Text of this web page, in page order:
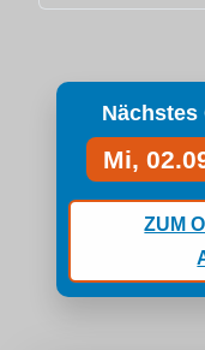
Mi,
ZUM